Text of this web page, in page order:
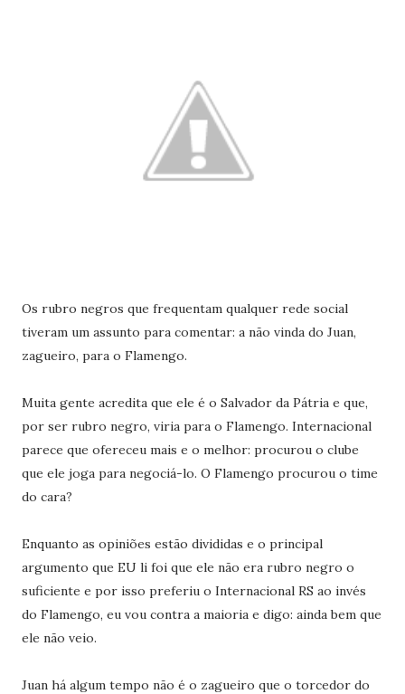
Os rubro negros que frequentam qualquer rede social
tiveram um assunto para comentar: a não vinda do Juan,
zagueiro, para o Flamengo.
Muita gente acredita que ele é o Salvador da Pátria e que,
por ser rubro negro, viria para o Flamengo. Internacional
parece que ofereceu mais e o melhor: procurou o clube
que ele joga para negociá-lo. O Flamengo procurou o time
do cara?
Enquanto as opiniões estão divididas e o principal
argumento que EU li foi que ele não era rubro negro o
suficiente e por isso preferiu o Internacional RS ao invés
do Flamengo, eu vou contra a maioria e digo: ainda bem que
ele não veio.
Juan há algum tempo não é o zagueiro que o torcedor do